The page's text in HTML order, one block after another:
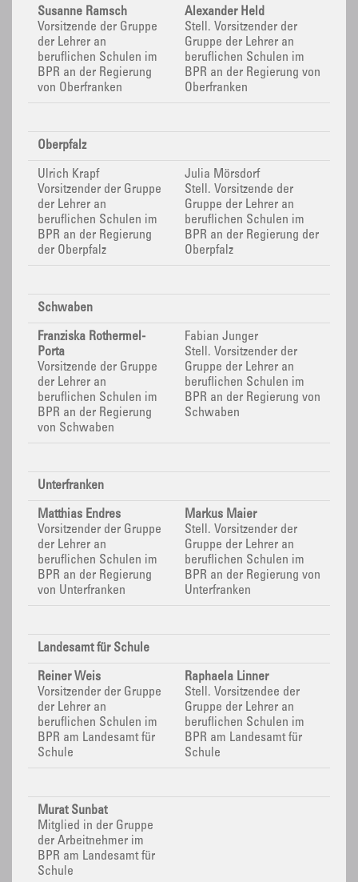
Susanne Ramsch
Vorsitzende der Gruppe
der Lehrer an
beruflichen Schulen im
BPR an der Regierung
von Oberfranken
Alexander Held
Stell. Vorsitzender der
Gruppe der Lehrer an
beruflichen Schulen im
BPR an der Regierung von
Oberfranken
Oberpfalz
Ulrich Krapf
Vorsitzender der Gruppe
der Lehrer an
beruflichen Schulen im
BPR an der Regierung
der Oberpfalz
Julia Mörsdorf
Stell. Vorsitzende der
Gruppe der Lehrer an
beruflichen Schulen im
BPR an der Regierung der
Oberpfalz
Schwaben
Franziska Rothermel-
Porta
Vorsitzende der Gruppe
der Lehrer an
beruflichen Schulen im
BPR an der Regierung
von Schwaben
Fabian Junger
Stell. Vorsitzender der
Gruppe der Lehrer an
beruflichen Schulen im
BPR an der Regierung von
Schwaben
Unterfranken
Matthias Endres
Vorsitzender der Gruppe
der Lehrer an
beruflichen Schulen im
BPR an der Regierung
von Unterfranken
Markus Maier
Stell. Vorsitzender der
Gruppe der Lehrer an
beruflichen Schulen im
BPR an der Regierung von
Unterfranken
Landesamt für Schule
Reiner Weis
Vorsitzender der Gruppe
der Lehrer an
beruflichen Schulen im
BPR am Landesamt für
Schule
Raphaela Linner
Stell. Vorsitzendee der
Gruppe der Lehrer an
beruflichen Schulen im
BPR am Landesamt für
Schule
Murat Sunbat
Mitglied in der Gruppe
der Arbeitnehmer im
BPR am Landesamt für
Schule